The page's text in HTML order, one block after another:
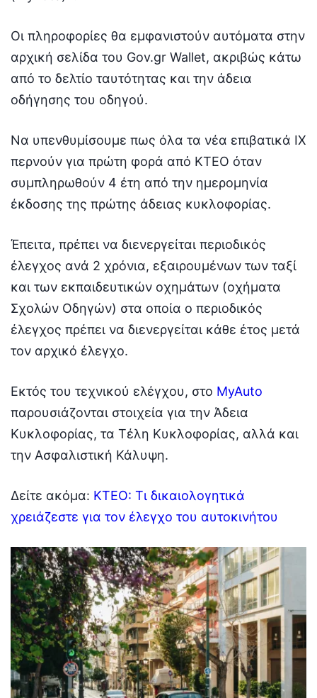
Οι πληροφορίες θα εμφανιστούν αυτόματα στην
αρχική σελίδα του Gov.gr Wallet, ακριβώς κάτω
από το δελτίο ταυτότητας και την άδεια
οδήγησης του οδηγού.
Να υπενθυμίσουμε πως όλα τα νέα επιβατικά ΙΧ
περνούν για πρώτη φορά από ΚΤΕΟ όταν
συμπληρωθούν 4 έτη από την ημερομηνία
έκδοσης της πρώτης άδειας κυκλοφορίας.
Έπειτα, πρέπει να διενεργείται περιοδικός
έλεγχος ανά 2 χρόνια, εξαιρουμένων των ταξί
και των εκπαιδευτικών οχημάτων (οχήματα
Σχολών Οδηγών) στα οποία ο περιοδικός
έλεγχος πρέπει να διενεργείται κάθε έτος μετά
τον αρχικό έλεγχο.
Εκτός του τεχνικού ελέγχου, στο MyAuto
παρουσιάζονται στοιχεία για την Άδεια
Κυκλοφορίας, τα Τέλη Κυκλοφορίας, αλλά και
την Ασφαλιστική Κάλυψη.
Δείτε ακόμα: ΚΤΕΟ: Τι δικαιολογητικά
χρειάζεστε για τον έλεγχο του αυτοκινήτου